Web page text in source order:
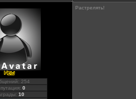
254
0
10
Растрелять!